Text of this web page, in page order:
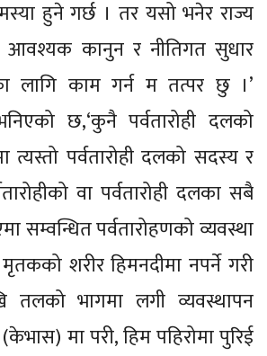
हुने गर्छ । तर यसो भनेर राज्य
आवश्यक कानुन र नीतिगत सुधार
लागि काम गर्न म तत्पर छु ।’
छ,‘कुनै पर्वतारोही दलको
त्यस्तो पर्वतारोही दलको सदस्य र
वा पर्वतारोही दलका सबै
सम्वन्धित पर्वतारोहणको व्यवस्था
शरीर हिमनदीमा नपर्ने गरी
तलको भागमा लगी व्यवस्थापन
(केभास) मा परी, हिम पहिरोमा पुरिई